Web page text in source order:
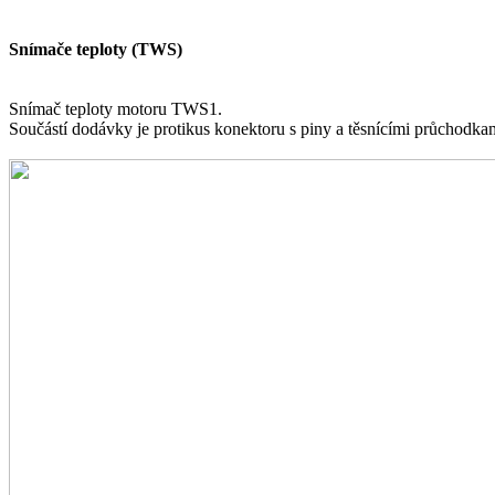
Snímače teploty (TWS)
Snímač teploty motoru TWS1.
Součástí dodávky je protikus konektoru s piny a těsnícími